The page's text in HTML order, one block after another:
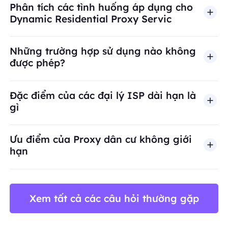
Phân tích các tình huống áp dụng cho
Dynamic Residential Proxy Servic
Những trường hợp sử dụng nào không
được phép?
BestProxy không hỗ trợ gian lận, spam, tương
Đặc điểm của các đại lý ISP dài hạn là
gì
Ưu điểm của Proxy dân cư không giới
hạn
Xem tất cả các câu hỏi thường gặp